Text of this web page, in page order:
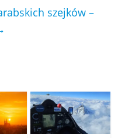
szejków –